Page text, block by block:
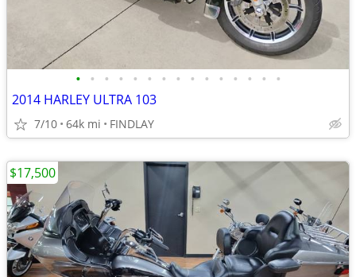
• • • • • • • • • • • • • • •
2014 HARLEY ULTRA 103
7/10 64k mi FINDLAY
$17,500